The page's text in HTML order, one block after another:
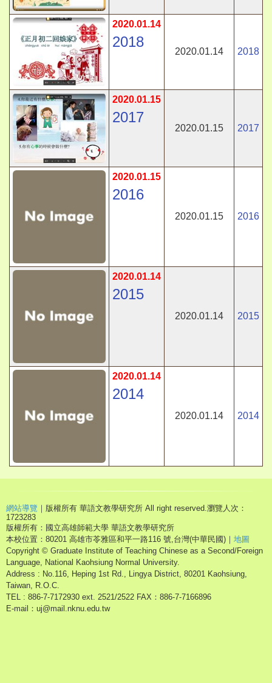
2020.01.14
2018
2020.01.14 2018
2020.01.15
2017
2020.01.15 2017
2020.01.15
2016
2020.01.15 2016
2020.01.14
2015
2020.01.14 2015
2020.01.14
2014
2020.01.14 2014
網站導覽 ｜版權所有 華語文教學研究所 All right reserved. 瀏覽人次：
1723283
版權所有：國立高雄師範大學 華語文教學研究所
本校位置：80201 高雄市苓雅區和平一路116 號,台灣(中華民國)｜ 地圖
Copyright © Graduate Institute of Teaching Chinese as a Second/Foreign
Language, National Kaohsiung Normal University.
Address : No.116, Heping 1st Rd., Lingya District, 80201 Kaohsiung,
Taiwan, R.O.C.
TEL : 886-7-7172930 ext. 2521/2522 FAX：886-7-7166896
E-mail：uj@mail.nknu.edu.tw